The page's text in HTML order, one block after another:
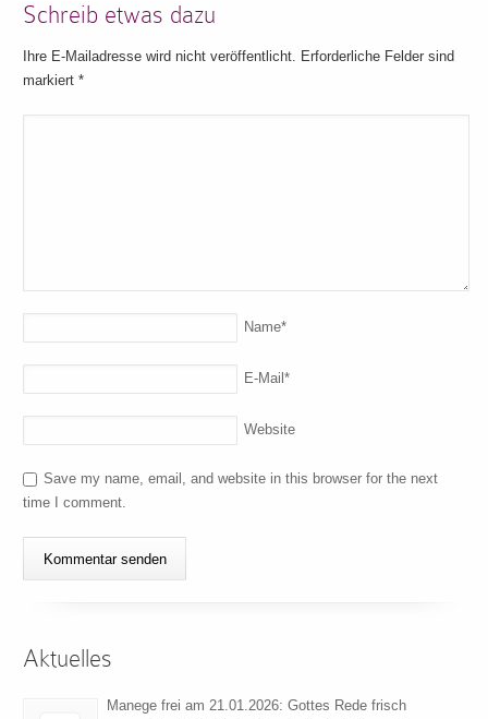
Schreib etwas dazu
Ihre E-Mailadresse wird nicht veröffentlicht. Erforderliche Felder sind
markiert*
Name*
E-Mail*
Website
Save my name, email, and website in this browser for the next
time I comment.
Aktuelles
Manege frei am 21.01.2026: Gottes Rede frisch